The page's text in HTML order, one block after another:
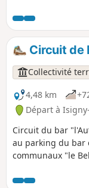
Circuit de
Collectivité
4,48 km
Départ à
Circuit du bar
au parking du bar
communaux "le